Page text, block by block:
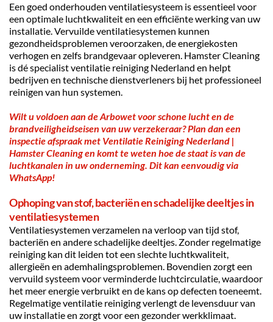
Een goed onderhouden ventilatiesysteem is essentieel voor
een optimale luchtkwaliteit en een efficiënte werking van uw
installatie. Vervuilde ventilatiesystemen kunnen
gezondheidsproblemen veroorzaken, de energiekosten
verhogen en zelfs brandgevaar opleveren. Hamster Cleaning
is dé specialist ventilatie reiniging Nederland en helpt
bedrijven en technische dienstverleners bij het professioneel
reinigen van hun systemen.
Wilt u voldoen aan de Arbowet voor schone lucht en de
inspectie afspraak met Ventilatie Reiniging Nederland |
Hamster Cleaning en komt te weten hoe de staat is van de
luchtkanalen in uw onderneming
WhatsApp!
Ophoping van stof, bacteriën en schadelijke deeltjes in
ventilatiesystemen
Ventilatiesystemen verzamelen na verloop van tijd stof,
bacteriën en andere schadelijke deeltjes. Zonder regelmatige
reiniging kan dit leiden tot een slechte luchtkwaliteit,
allergieën en ademhalingsproblemen. Bovendien zorgt een
vervuild systeem voor verminderde luchtcirculatie, waardoor
het meer energie verbruikt en de kans op defecten toeneemt.
Regelmatige ventilatie reiniging verlengt de levensduur van
uw installatie en zorgt voor een gezonder werkklimaat.